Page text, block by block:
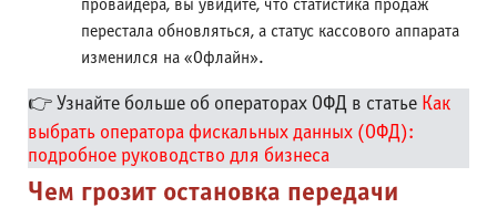
провайдера, вы увидите, что статистика продаж
перестала обновляться, а статус кассового аппарата
изменился на «Офлайн».
👉 Узнайте больше об операторах ОФД в статье Как
выбрать оператора фискальных данных (ОФД):
подробное руководство для бизнеса
Чем грозит остановка передачи